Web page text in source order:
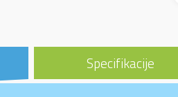
Specifikacije